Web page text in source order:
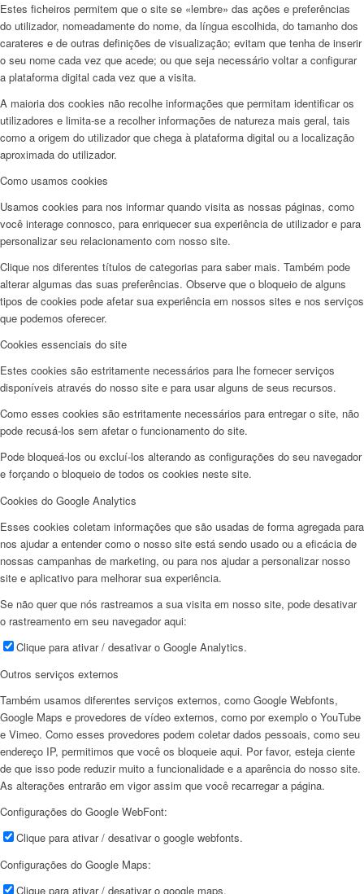
Estes ficheiros permitem que o site se «lembre» das ações e preferências
do utilizador, nomeadamente do nome, da língua escolhida, do tamanho dos
carateres e de outras definições de visualização; evitam que tenha de inserir
o seu nome cada vez que acede; ou que seja necessário voltar a configurar
a plataforma digital cada vez que a visita.
A maioria dos cookies não recolhe informações que permitam identificar os
utilizadores e limita-se a recolher informações de natureza mais geral, tais
como a origem do utilizador que chega à plataforma digital ou a localização
aproximada do utilizador.
Como usamos cookies
Usamos cookies para nos informar quando visita as nossas páginas, como
você interage connosco, para enriquecer sua experiência de utilizador e para
personalizar seu relacionamento com nosso site.
Clique nos diferentes títulos de categorias para saber mais. Também pode
alterar algumas das suas preferências. Observe que o bloqueio de alguns
tipos de cookies pode afetar sua experiência em nossos sites e nos serviços
que podemos oferecer.
Cookies essenciais do site
Estes cookies são estritamente necessários para lhe fornecer serviços
disponíveis através do nosso site e para usar alguns de seus recursos.
Como esses cookies são estritamente necessários para entregar o site, não
pode recusá-los sem afetar o funcionamento do site.
Pode bloqueá-los ou excluí-los alterando as configurações do seu navegador
e forçando o bloqueio de todos os cookies neste site.
Cookies do Google Analytics
Esses cookies coletam informações que são usadas de forma agregada para
nos ajudar a entender como o nosso site está sendo usado ou a eficácia de
nossas campanhas de marketing, ou para nos ajudar a personalizar nosso
site e aplicativo para melhorar sua experiência.
Se não quer que nós rastreamos a sua visita em nosso site, pode desativar
o rastreamento em seu navegador aqui:
Clique para ativar / desativar o Google Analytics.
Outros serviços externos
Também usamos diferentes serviços externos, como Google Webfonts,
Google Maps e provedores de vídeo externos, como por exemplo o YouTube
e Vimeo. Como esses provedores podem coletar dados pessoais, como seu
endereço IP, permitimos que você os bloqueie aqui. Por favor, esteja ciente
de que isso pode reduzir muito a funcionalidade e a aparência do nosso site.
As alterações entrarão em vigor assim que você recarregar a página.
Configurações do Google WebFont:
Clique para ativar / desativar o google webfonts.
Configurações do Google Maps:
Clique para ativar / desativar o google maps.